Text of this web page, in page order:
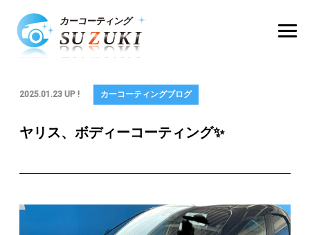
2025.01.23 UP ! カーコーティングブログ
ヤリス、ボディーコーティング✨